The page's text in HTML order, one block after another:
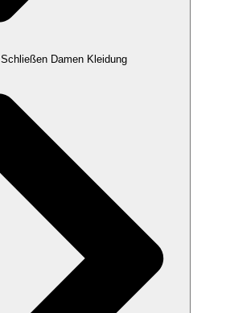
Schließen Damen Kleidung